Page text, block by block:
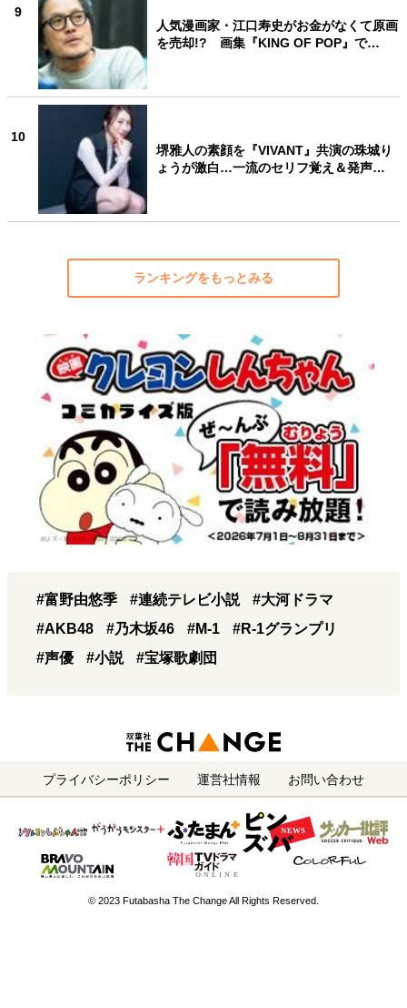
9
人気漫画家・江口寿史がお金がなくて原画
を売却!? 画集『KING OF POP』で…
10
堺雅人の素顔を『VIVANT』共演の珠城り
ょうが激白…一流のセリフ覚え＆発声…
ランキングをもっとみる
#富野由悠季 #連続テレビ小説
#大河ドラマ
#AKB48
#乃木坂46 #M-1
#R-1グランプリ
#声優
#小説 #宝塚歌劇団
プライバシーポリシー 運営社情報 お問い合わせ
© 2023 Futabasha The Change All Rights Reserved.